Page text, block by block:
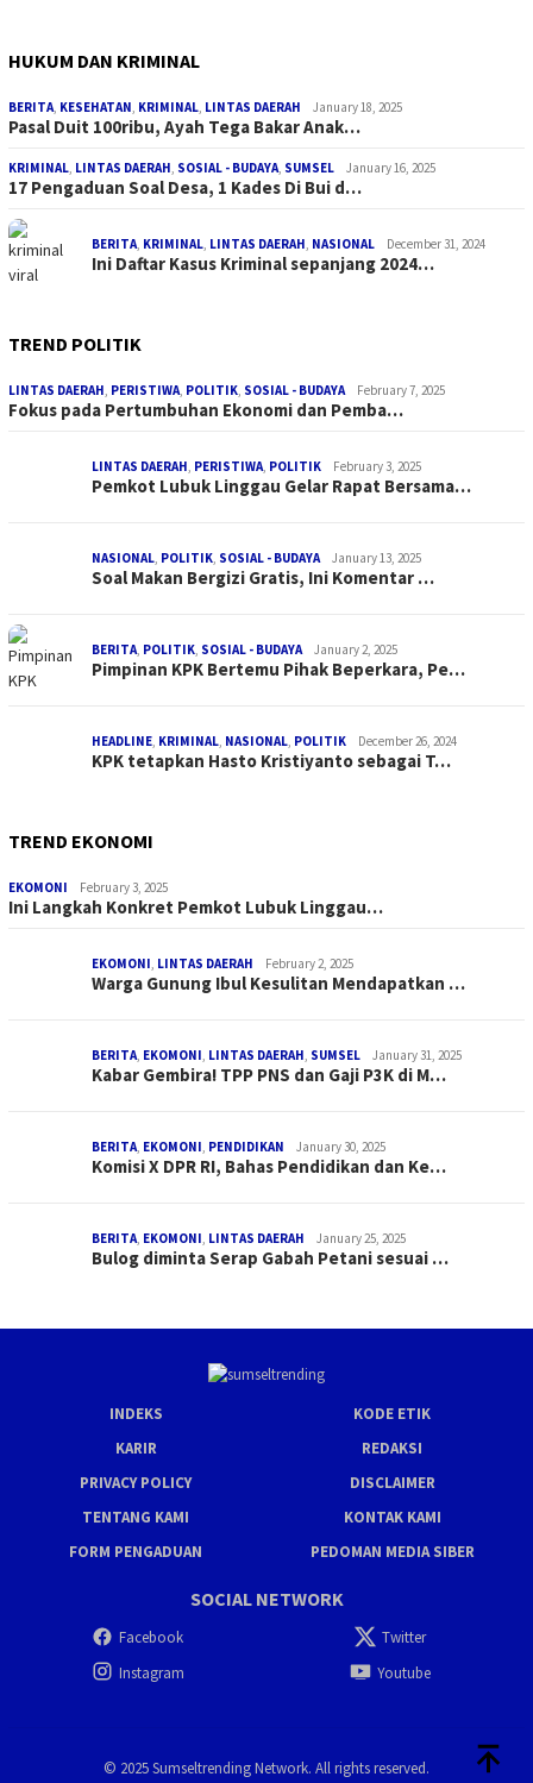
HUKUM DAN KRIMINAL
BERITA, KESEHATAN, KRIMINAL, LINTAS DAERAH January 18, 2025
Pasal Duit 100ribu, Ayah Tega Bakar Anak…
KRIMINAL, LINTAS DAERAH, SOSIAL - BUDAYA, SUMSEL January 16, 2025
17 Pengaduan Soal Desa, 1 Kades Di Bui d…
BERITA, KRIMINAL, LINTAS DAERAH, NASIONAL December 31, 2024
Ini Daftar Kasus Kriminal sepanjang 2024…
TREND POLITIK
LINTAS DAERAH, PERISTIWA, POLITIK, SOSIAL - BUDAYA February 7, 2025
Fokus pada Pertumbuhan Ekonomi dan Pemba…
LINTAS DAERAH, PERISTIWA, POLITIK February 3, 2025
Pemkot Lubuk Linggau Gelar Rapat Bersama…
NASIONAL, POLITIK, SOSIAL - BUDAYA January 13, 2025
Soal Makan Bergizi Gratis, Ini Komentar …
BERITA, POLITIK, SOSIAL - BUDAYA January 2, 2025
Pimpinan KPK Bertemu Pihak Beperkara, Pe…
HEADLINE, KRIMINAL, NASIONAL, POLITIK December 26, 2024
KPK tetapkan Hasto Kristiyanto sebagai T…
TREND EKONOMI
EKOMONI February 3, 2025
Ini Langkah Konkret Pemkot Lubuk Linggau…
EKOMONI, LINTAS DAERAH February 2, 2025
Warga Gunung Ibul Kesulitan Mendapatkan …
BERITA, EKOMONI, LINTAS DAERAH, SUMSEL January 31, 2025
Kabar Gembira! TPP PNS dan Gaji P3K di M…
BERITA, EKOMONI, PENDIDIKAN January 30, 2025
Komisi X DPR RI, Bahas Pendidikan dan Ke…
BERITA, EKOMONI, LINTAS DAERAH January 25, 2025
Bulog diminta Serap Gabah Petani sesuai …
INDEKS
KODE ETIK
KARIR
REDAKSI
PRIVACY POLICY
DISCLAIMER
TENTANG KAMI
KONTAK KAMI
FORM PENGADUAN
PEDOMAN MEDIA SIBER
SOCIAL NETWORK
Facebook
Twitter
Instagram
Youtube
© 2025 Sumseltrending Network. All rights reserved.